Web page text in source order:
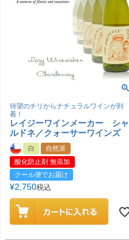
待望のチリからナチュラルワインが到
着！
レイジーワインメーカー シャ
ルドネ／クォーサーワインズ
白
自然派
酸化防止剤 無添加
クール便でお届け
¥2,750税込